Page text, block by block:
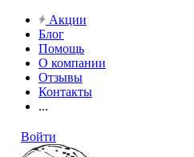
Акции
Блог
Помощь
О компании
Отзывы
Контакты
...
Войти